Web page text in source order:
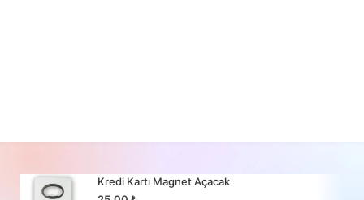
Kredi Kartı Magnet Açacak